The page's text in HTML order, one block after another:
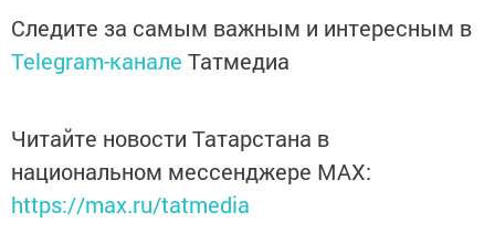
Следите за самым важным и интересным в
Telegram-канале Татмедиа
Читайте новости Татарстана в
национальном мессенджере MАХ:
https://max.ru/tatmedia